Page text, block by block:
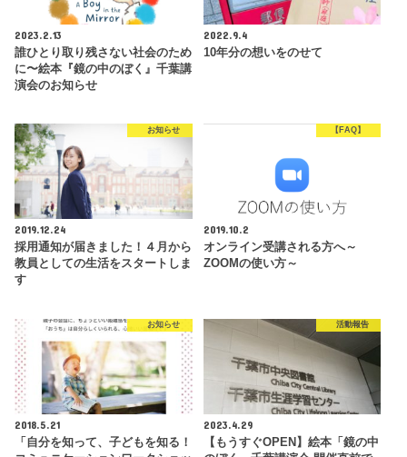
2023.2.13
誰ひとり取り残さない社会のため
に〜絵本『鏡の中のぼく』千葉講
演会のお知らせ
2022.9.4
10年分の想いをのせて
お知らせ
2019.12.24
採用通知が届きました！４月から
教員としての生活をスタートしま
す
【FAQ】
2019.10.2
オンライン受講される方へ～
ZOOMの使い方～
お知らせ
2018.5.21
「自分を知って、子どもを知る！
活動報告
2023.4.29
【もうすぐOPEN】絵本「鏡の中